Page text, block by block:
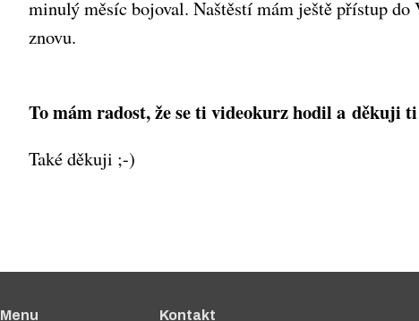
minulý měsíc bojoval. Naštěstí mám ještě přístup
znovu.
To mám radost, že se ti videokurz hodil a děkuji
Také děkuji ;-)
Menu Kontakt